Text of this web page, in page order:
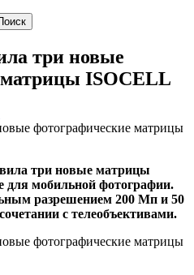
три новые
ISOCELL
три новые матрицы
для мобильной фотографии.
разрешением 200 Мп и 50
с телеобъективами.